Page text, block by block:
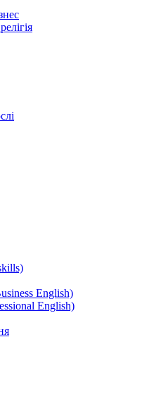
English)
English)